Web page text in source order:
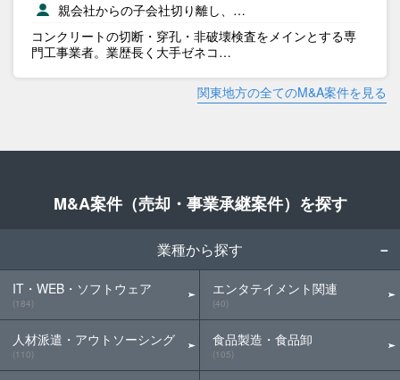
親会社からの子会社切り離し、…
コンクリートの切断・穿孔・非破壊検査をメインとする専
門工事業者。業歴長く大手ゼネコ…
関東地方の全てのM&A案件を見る
M&A案件（売却・事業承継案件）を探す
業種から探す
IT・WEB・ソフトウェア
(184)
人材派遣・アウトソーシング
(110)
エンタテイメント関連
(40)
食品製造・食品卸
(105)